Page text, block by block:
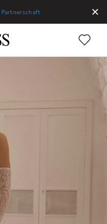
Partnerschaft